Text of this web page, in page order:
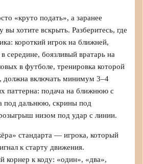
«круто подать», а заранее
вы хотите вскрыть. Разберитесь, где
короткий игрок на ближней,
середине, боязливый вратарь на
в футболе, тренировка которой
должна включать минимум 3–4
паттерна: подача на ближнюю с
под дальнюю, скрины под
низом под удар с линии.
стандарта — игрока, который
к старту движения.
корнер к коду: «один», «два»,